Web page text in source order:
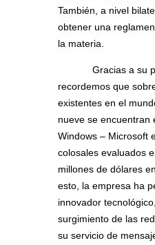
También, a nivel
obtener una
la materia.
Gracias a su
recordemos que
existentes en el
nueve se encuentran
Windows – Microsoft
colosales evaluados
millones de dólares
esto, la empresa ha
innovador
surgimiento de las
su servicio de